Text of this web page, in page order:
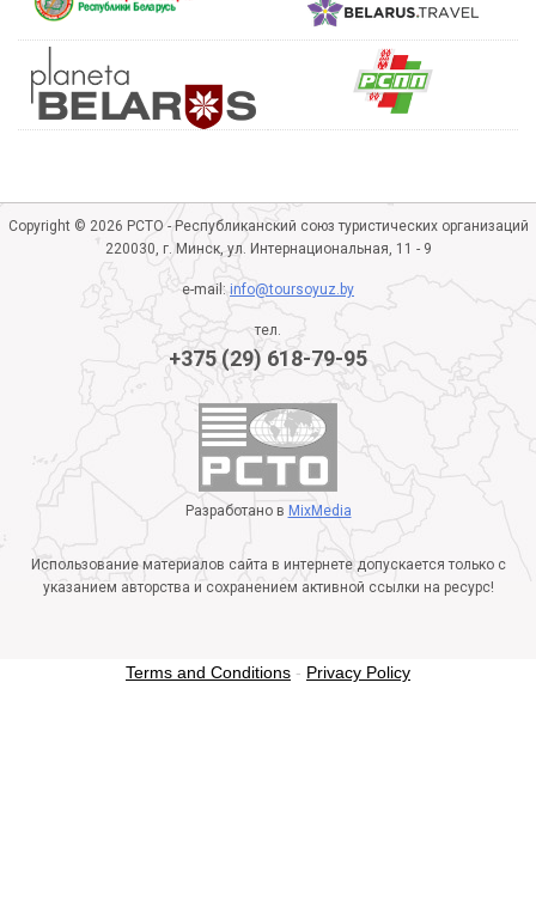
Copyright © 2026 РСТО - Республиканский союз туристических организаций
220030, г. Минск, ул. Интернациональная, 11 - 9
e-mail:info@toursoyuz.by
тел.
+375 (29) 618-79-95
Разработано в MixMedia
Использование материалов сайта в интернете допускается только с
указанием авторства и сохранением активной ссылки на ресурс!
Terms and Conditions - Privacy Policy